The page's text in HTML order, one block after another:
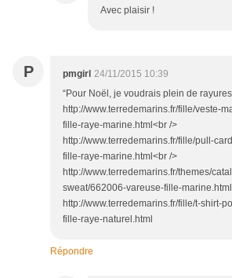
Avec plaisir !
P pmgirl 24/11/2015 10:39
“Pour Noël, je voudrais plein de
http://www.terredemarins.fr/fille/veste-
fille-raye-marine.html<br />
http://www.terredemarins.fr/fille/pull-
fille-raye-marine.html<br />
http://www.terredemarins.fr/themes/
sweat/662006-vareuse-fille-
http://www.terredemarins.fr/fille/t-shirt-
fille-raye-naturel.html
Répondre